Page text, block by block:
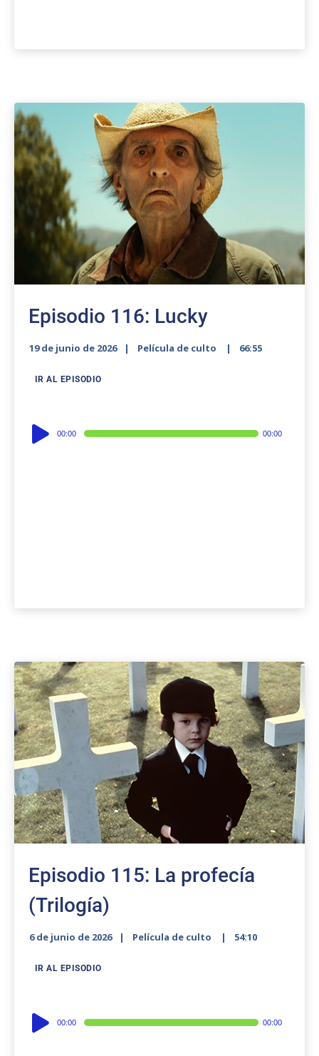
Episodio 116: Lucky
19 de junio de 2026 Película de culto 66:55
IR AL EPISODIO
Audio
Player
00:00 00:00
Episodio 115: La profecía
(Trilogía)
6 de junio de 2026 Película de culto 54:10
IR AL EPISODIO
Audio
Player
00:00 00:00